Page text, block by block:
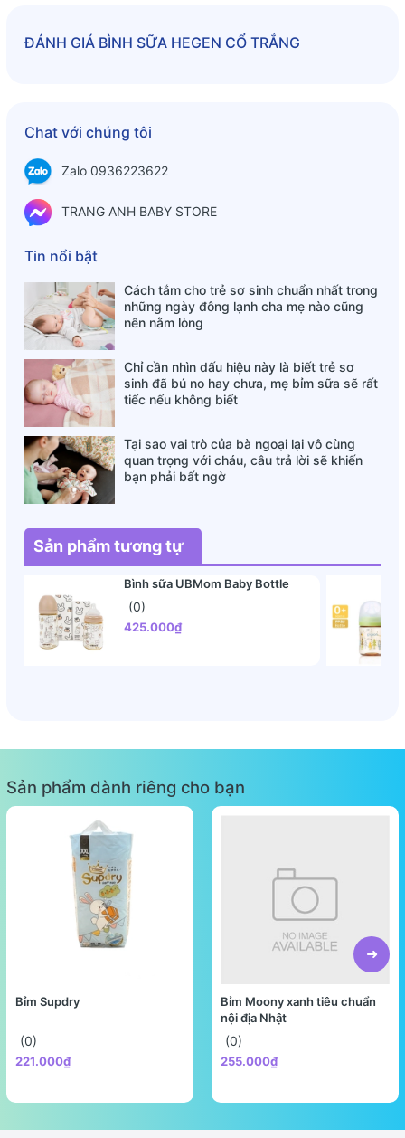
330ml núm ty dành cho bé trên 6 tháng
ĐÁNH GIÁ BÌNH SỮA HEGEN CỔ TRẮNG
Chat với chúng tôi
Zalo 0936223622
TRANG ANH BABY STORE
Tin nổi bật
Cách tắm cho trẻ sơ sinh chuẩn nhất trong
những ngày đông lạnh cha mẹ nào cũng
nên nằm lòng
Chỉ cần nhìn dấu hiệu này là biết trẻ sơ
sinh đã bú no hay chưa, mẹ bỉm sữa sẽ rất
tiếc nếu không biết
Tại sao vai trò của bà ngoại lại vô cùng
quan trọng với cháu, câu trả lời sẽ khiến
bạn phải bất ngờ
Sản phẩm tương tự
Bình sữa UBMom Baby Bottle
(0)
425.000₫
Sản phẩm dành riêng cho bạn
Bỉm Supdry
(0)
221.000₫
Bỉm Moony xanh tiêu chuẩn
nội địa Nhật
(0)
255.000₫